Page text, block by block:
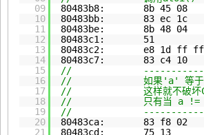
09
80483b8: 8b 45
10
80483bb: 83 ec
11
80483be: 8b 48
12
80483c1:
13
80483c2: e8 1d
14
80483c7: 83 c4
15
//
16
// 如果'a' 等于 2 (程序
17
// 这样就不破坏CPU
18
// 只有当 a != 2 时才会
19
//
20
80483ca: 83 f8
21
80483cd: 75 13